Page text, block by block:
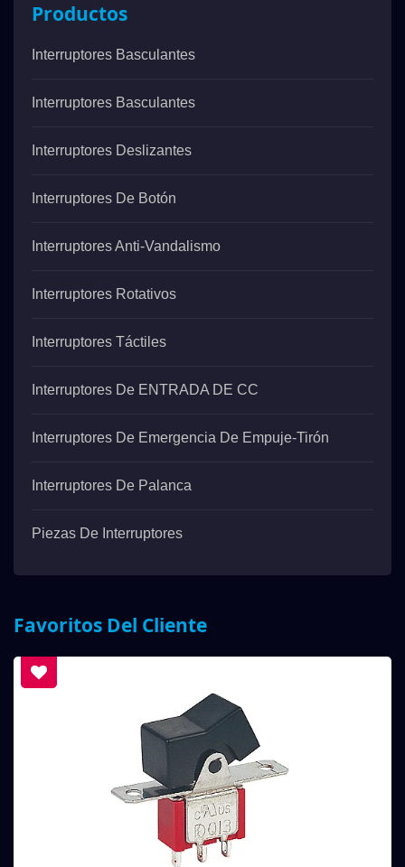
Productos
Interruptores Basculantes
Interruptores Basculantes
Interruptores Deslizantes
Interruptores De Botón
Interruptores Anti-Vandalismo
Interruptores Rotativos
Interruptores Táctiles
Interruptores De ENTRADA DE CC
Interruptores De Emergencia De Empuje-Tirón
Interruptores De Palanca
Piezas De Interruptores
Favoritos Del Cliente